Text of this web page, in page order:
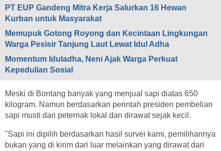
PT EUP Gandeng Mitra Kerja Salurkan 16 Hewan
Kurban untuk Masyarakat
Memupuk Gotong Royong dan Kecintaan Lingkungan
Warga Pesisir Tanjung Laut Lewat Idul Adha
Momentum Iduladha, Neni Ajak Warga Perkuat
Kepedulian Sosial
Meski di Bontang banyak yang menjual sapi diatas 650
kilogram. Namun berdasarkan perintah presiden pembelian
sapi musti dari peternak lokal dan dirawat sejak kecil.
"Sapi ini dipilih berdasarkan hasil survei kami, pemilihannya
bukan yang di kirim dari luar melainkan yang dirawat dari